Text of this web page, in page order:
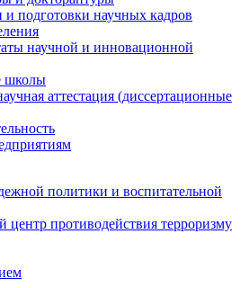
и подготовки научных кадров
научной и инновационной
школы
аттестация (диссертационные
политики и воспитательной
противодействия терроризму